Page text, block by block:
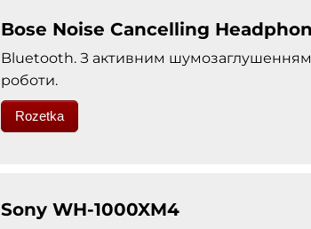
Bose Noise Cancelling
Bluetooth. З активним
роботи.
Rozetka
Sony WH-1000XM4